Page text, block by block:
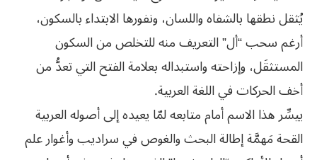
يُثقل نطقها بالشفاه واللسان، ونفورها الابتداء بالسكون،
أرغم سحب “أل” التعريف منه للتخلص من السكون
المستثقَل، وإزاحته واستبداله بعلامة الفتح التي تعدُّ من
أخف الحركات في اللغة العربية.
ييسِّر هذا الاسم أمام متابعه لمّا يعيده إلى أصوله العربية
القحة مَهمَّة إطالة البحث والغوص في سراديب وأغوار علم